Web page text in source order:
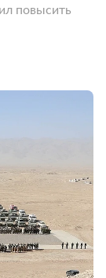
повысить